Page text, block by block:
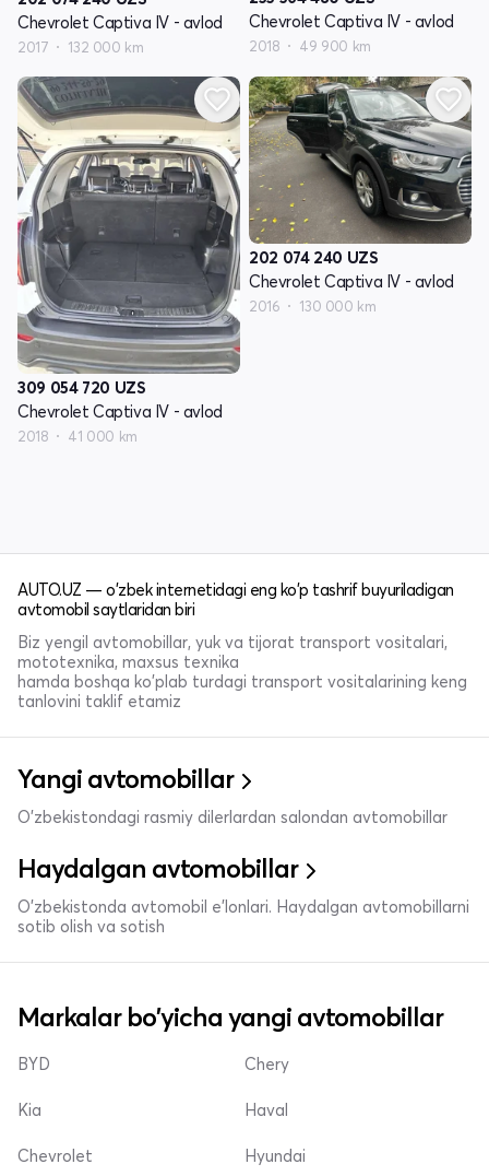
Chevrolet Captiva IV - avlod
2017 132 000 km
Chevrolet Captiva IV - avlod
2018 49 900 km
309 054 720 UZS
Chevrolet Captiva IV - avlod
2018 41 000 km
202 074 240 UZS
Chevrolet Captiva IV - avlod
2016 130 000 km
AUTO.UZ — o'zbek internetidagi eng ko'p tashrif buyuriladigan
avtomobil saytlaridan biri
Biz yengil avtomobillar, yuk va tijorat transport vositalari,
mototexnika, maxsus texnika
hamda boshqa ko'plab turdagi transport vositalarining keng
tanlovini taklif etamiz
Yangi avtomobillar
O'zbekistondagi rasmiy dilerlardan salondan avtomobillar
Haydalgan avtomobillar
O'zbekistonda avtomobil e’lonlari. Haydalgan avtomobillarni
sotib olish va sotish
Markalar bo'yicha yangi avtomobillar
BYD
Kia
Chevrolet
Chery
Haval
Hyundai